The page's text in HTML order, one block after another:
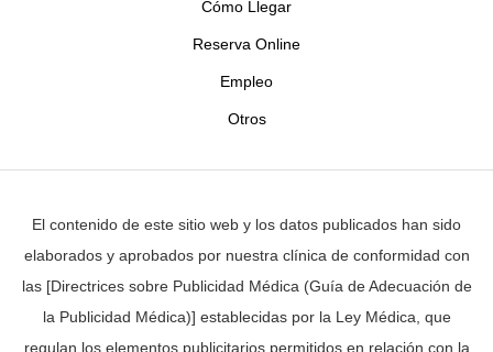
Cómo Llegar
Reserva Online
Empleo
Otros
El contenido de este sitio web y los datos publicados han sido
elaborados y aprobados por nuestra clínica de conformidad con
las [Directrices sobre Publicidad Médica (Guía de Adecuación de
la Publicidad Médica)] establecidas por la Ley Médica, que
regulan los elementos publicitarios permitidos en relación con la